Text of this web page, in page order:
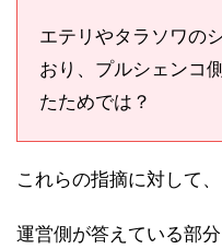
エテリやタラソワの
おり、プルシェンコ
たためでは？
これらの指摘に対して、
運営側が答えている部